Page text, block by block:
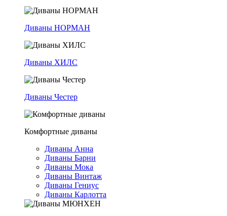
Диваны НОРМАН
Диваны ХИЛС
Диваны Честер
Комфортные диваны
Диваны Анна
Диваны Барни
Диваны Мока
Диваны Винтаж
Диваны Гениус
Диваны Карлотта